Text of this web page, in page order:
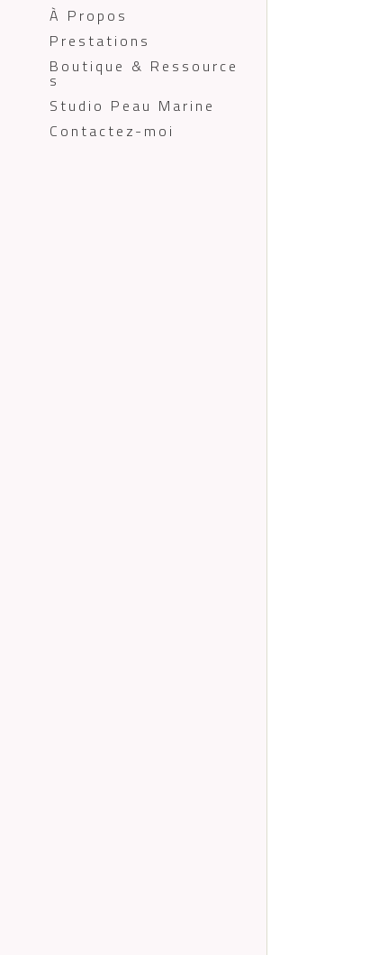
À Propos
Prestations
Boutique & Ressource
s
Studio Peau Marine
Contactez-moi